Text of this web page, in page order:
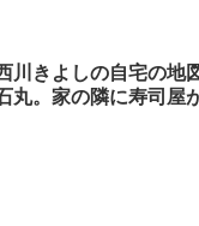
川きよしの自宅の地
丸。家の隣に寿司屋